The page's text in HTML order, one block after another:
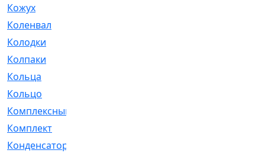
Кожух
Коленвал
Колодки
Колпаки
Кольца
Кольцо
Комплексный
Комплект
Конденсатор